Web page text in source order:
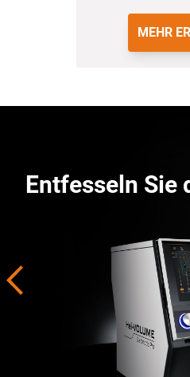
MEHR
Entfesseln Sie